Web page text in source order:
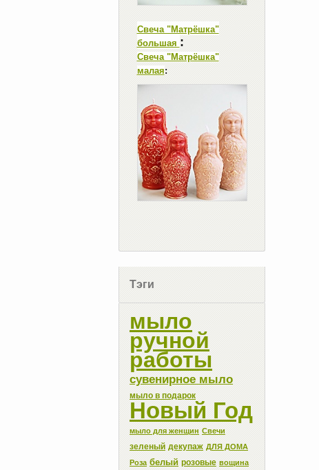
Свеча "Матрёшка"
большая :
Свеча "Матрёшка"
малая:
Тэги
мыло
ручной
работы
сувенирное мыло
мыло в подарок
Новый Год
мыло для женщин Свечи
зеленый декупаж ДЛЯ ДОМА
Роза белый розовые вощина